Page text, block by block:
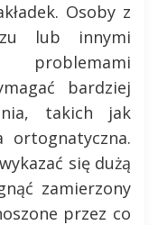
Osoby z
lub innymi
bardziej
takich jak
ortognatyczna.
się dużą
zamierzony
przez co